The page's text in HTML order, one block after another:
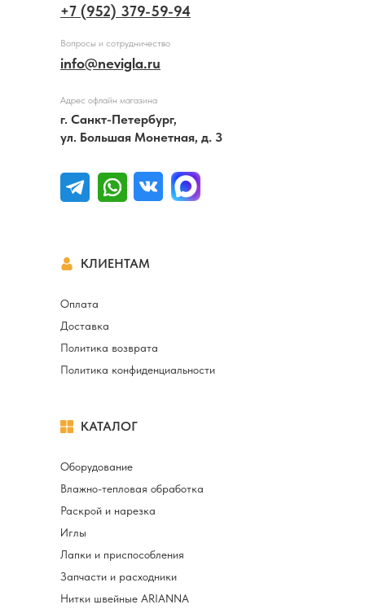
КАТАЛОГ
КЛИЕНТАМ
Оборудование
Лапки и приспособления
Раскрой и нарезка
Нитки швейные ARIANNA
Влажно-тепловая обработка
Запчасти и расходники
Иглы
Оплата
Политика возврата
Доставка
Политика конфиденциальности
+7 (952) 379-59-94
info@nevigla.ru
Вопросы и сотрудничество
Адрес офлайн магазина
г. Санкт-Петербург,
ул. Большая Монетная, д. 3